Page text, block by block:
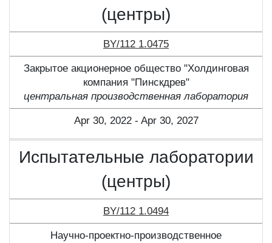
(центры)
BY/112 1.0475
Закрытое акционерное общество "Холдинговая
компания "Пинскдрев"
центральная производственная лаборатория
Apr 30, 2022 - Apr 30, 2027
Испытательные лаборатории
(центры)
BY/112 1.0494
Научно-проектно-производственное